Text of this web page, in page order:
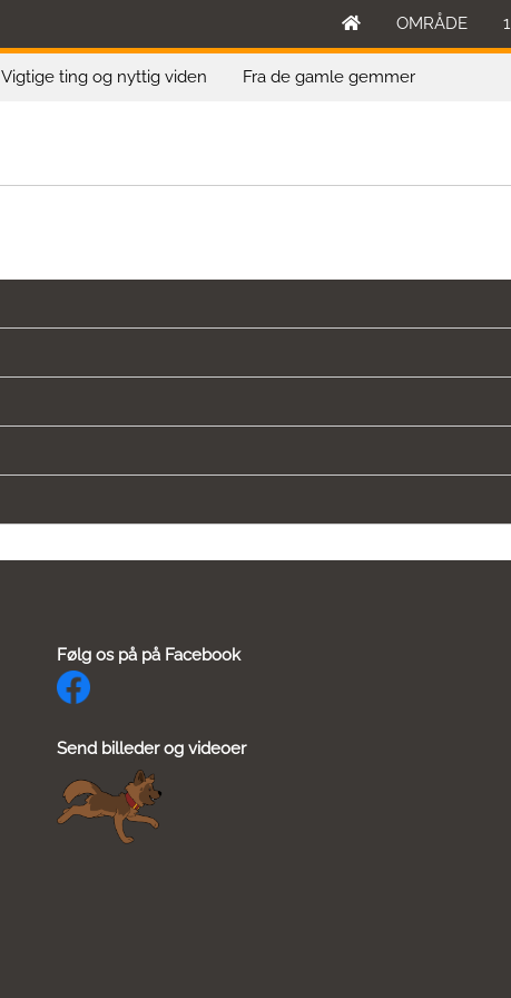
1
OMRÅDE
Vigtige ting og nyttig viden Fra de gamle gemmer
Følg os på på Facebook
Send billeder og videoer